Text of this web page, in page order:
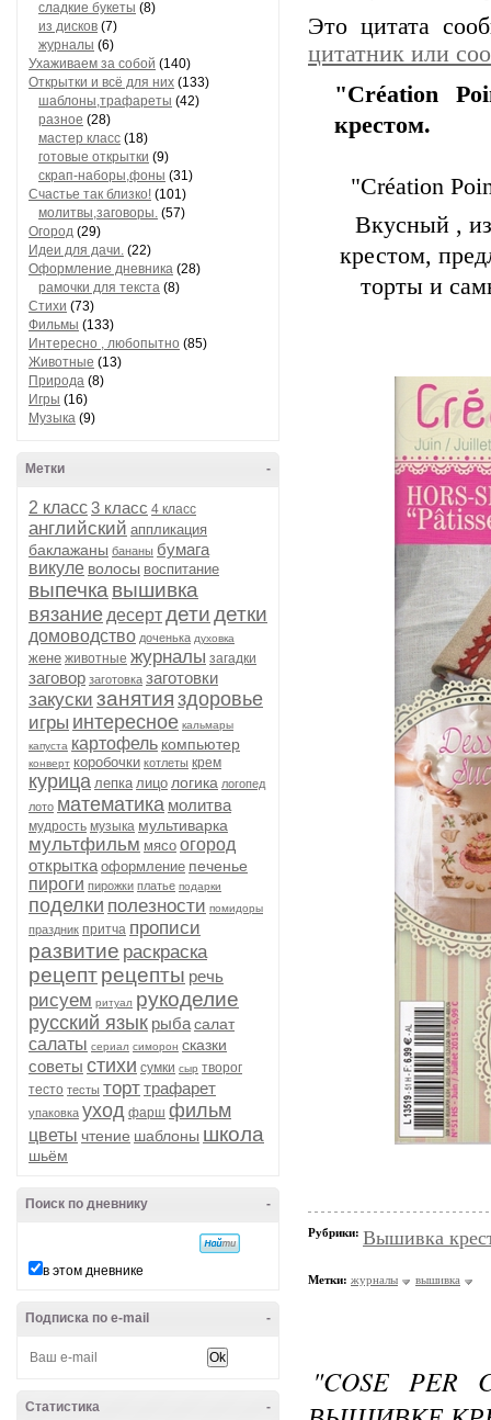
сладкие букеты (8)
из дисков (7)
журналы (6)
Ухаживаем за собой (140)
Открытки и всё для них (133)
шаблоны,трафареты (42)
разное (28)
мастер класс (18)
готовые открытки (9)
скрап-наборы,фоны (31)
Счастье так близко! (101)
молитвы,заговоры. (57)
Огород (29)
Идеи для дачи. (22)
Оформление дневника (28)
рамочки для текста (8)
Стихи (73)
Фильмы (133)
Интересно , любопытно (85)
Животные (13)
Природа (8)
Игры (16)
Музыка (9)
-
Метки
2 класс3 класс 4 класс
английский аппликация
баклажаны бананы бумага
викуле волосы воспитание
выпечка вышивка
вязание десертдетидетки
домоводство доченька духовка
жене животные журналы загадки
заговор заготовка заготовки
закуски занятия здоровье
игры интересное кальмары
капуста картофель компьютер
конверт коробочки котлеты крем
курица лепка лицо логика логопед
лото математика молитва
мудрость музыка мультиварка
мультфильм мясо огород
открытка оформление печенье
пироги пирожки платье подарки
поделки полезности помидоры
праздник притча прописи
развитие раскраска
рецептрецепты речь
рисуем ритуал рукоделие
русский язык рыбасалат
салаты сериал симорон сказки
советы стихи сумки сыр творог
тесто тесты торттрафарет
упаковка уход фарш фильм
цветы чтение шаблоны школа
шьём
-
Поиск по дневнику
в этом дневнике
-
Подписка по e-mail
-
Статистика
Это цитата
цитатник или
"Création
крестом.
"Création
Вкусный ,
крестом,
торты и
Рубрики: Вышивка
Метки: журналы вышивка
"COSE